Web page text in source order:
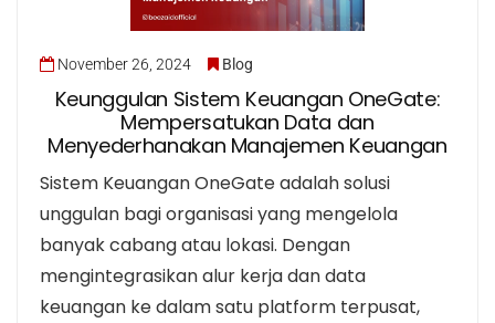
November 26, 2024 Blog
Keunggulan Sistem Keuangan OneGate:
Mempersatukan Data dan
Menyederhanakan Manajemen Keuangan
Sistem Keuangan OneGate adalah solusi
unggulan bagi organisasi yang mengelola
banyak cabang atau lokasi. Dengan
mengintegrasikan alur kerja dan data
keuangan ke dalam satu platform terpusat,